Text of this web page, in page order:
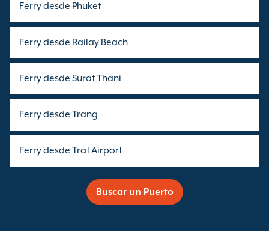
Ferry desde Phuket
Ferry desde Railay Beach
Ferry desde Surat Thani
Ferry desde Trang
Ferry desde Trat Airport
Buscar un Puerto